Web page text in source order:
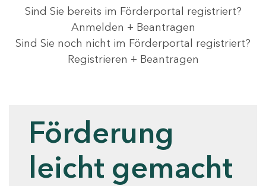
Sind Sie bereits im Förderportal registriert?
Anmelden + Beantragen
Sind Sie noch nicht im Förderportal registriert?
Registrieren + Beantragen
Förderung
leicht gemacht